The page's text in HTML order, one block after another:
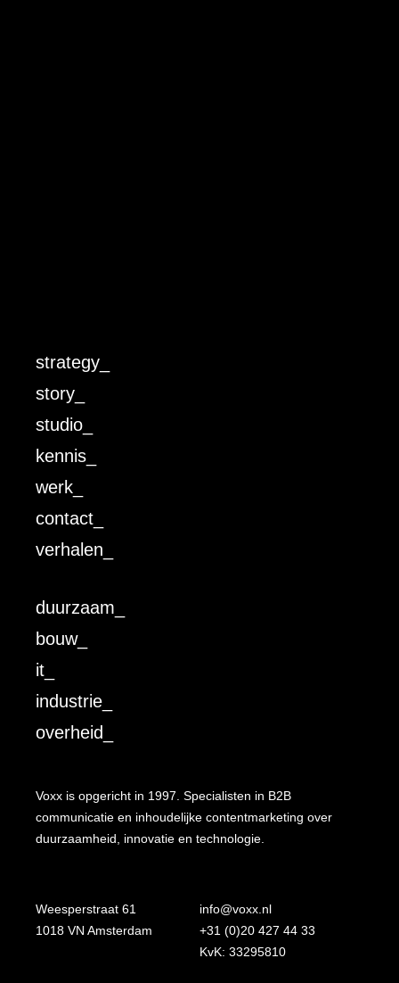
strategy_
story_
studio_
kennis_
werk_
contact_
verhalen_
duurzaam_
bouw_
it_
industrie_
overheid_
Voxx is opgericht in 1997. Specialisten in B2B
communicatie en inhoudelijke contentmarketing over
duurzaamheid, innovatie en technologie.
Weesperstraat 61
1018 VN Amsterdam
info@voxx.nl
+31 (0)20 427 44 33
KvK: 33295810